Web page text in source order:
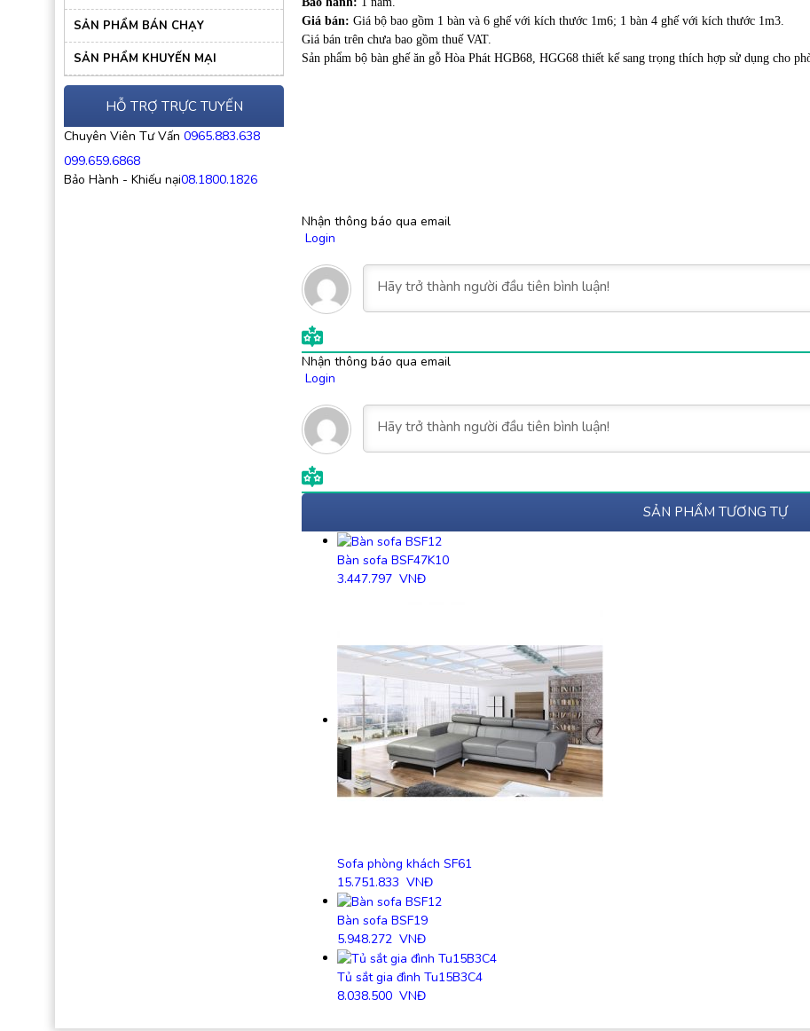
SẢN PHẨM BÁN CHẠY
SẢN PHẨM KHUYẾN MẠI
HỖ TRỢ TRỰC TUYẾN
Chuyên Viên Tư Vấn 0965.883.638
099.659.6868
Bảo Hành - Khiếu nại08.1800.1826
Giá bán: Giá bộ bao gồm 1 bàn và 6 ghế với kích thước 1m6; 1 bàn 4 ghế với kích thước 1m3.
Giá bán trên chưa bao gồm thuế VAT.
Sản phẩm bộ bàn ghế ăn gỗ Hòa Phát HGB68, HGG68 thiết kế sang trọng thích hợp sử dụng cho
Nhận thông báo qua email
Login
Nhận thông báo qua email
Login
SẢN PHẨM TƯƠNG TỰ
Bàn sofa BSF47K10
3.447.797 VNĐ
Sofa phòng khách SF61
15.751.833 VNĐ
Bàn sofa BSF19
5.948.272 VNĐ
Tủ sắt gia đình Tu15B3C4
8.038.500 VNĐ